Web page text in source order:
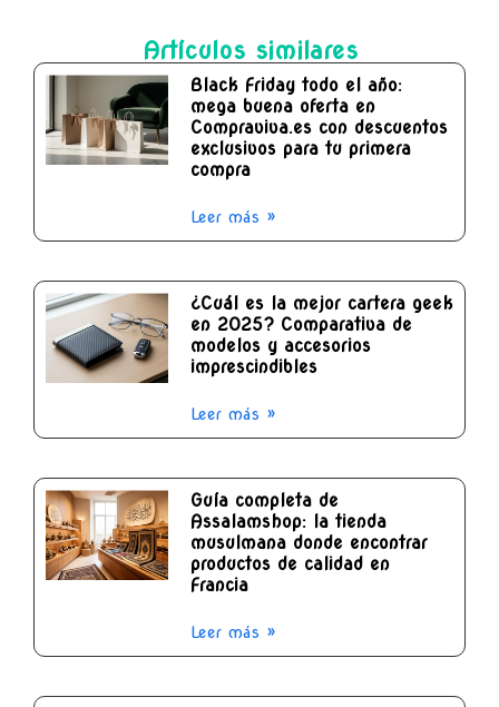
Artículos similares
Black Friday todo el año:
mega buena oferta en
Compraviva.es con descuentos
exclusivos para tu primera
compra
Leer más »
¿Cuál es la mejor cartera geek
en 2025? Comparativa de
modelos y accesorios
imprescindibles
Leer más »
Guía completa de
Assalamshop: la tienda
musulmana donde encontrar
productos de calidad en
Francia
Leer más »